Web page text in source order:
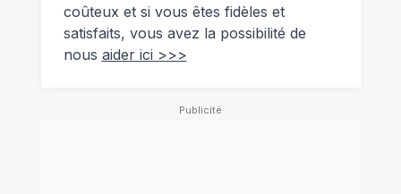
coûteux et si vous êtes fidèles et
satisfaits, vous avez la possibilité de
nous aider ici >>>